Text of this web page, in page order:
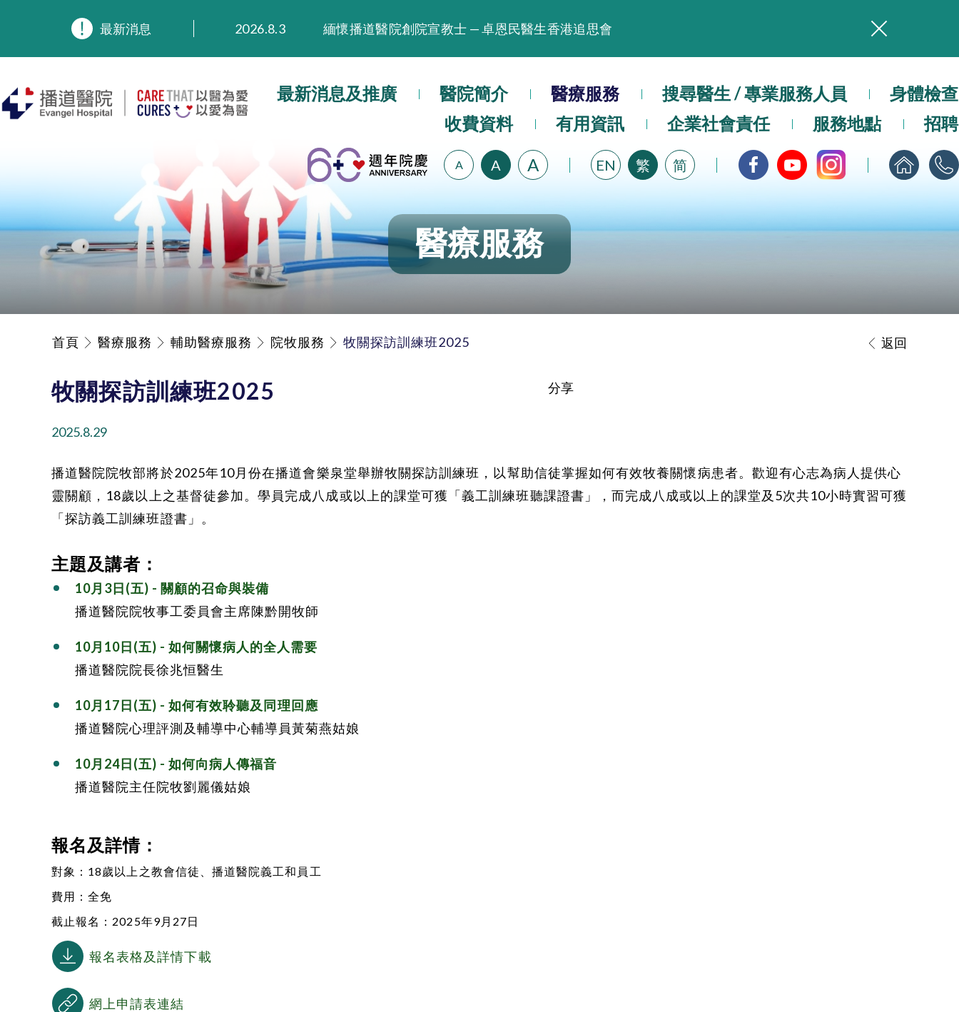
最新消息 2026.8.3
緬懷播道醫院創院宣教士 — 卓恩民醫生香港追思會
2025.9.23
本院在暴雨或颱風警告信號 (包括黑色暴雨及8號或以上熱帶氣旋警告信號) 下，仍會維持有限度服務。如有查詢，可致電2711 5222。
2025.8.4
播道醫院手機App已推出查閱病歷記錄及求診資料功能，請即下載
最新消息及推廣 醫院簡介 醫療服務 搜尋醫生 / 專業服務人員
身體檢查
收費資料
有用資訊 企業社會責任 服務地點 招聘
A A A EN 繁 简
醫療服務
首頁 醫療服務 輔助醫療服務 院牧服務 牧關探訪訓練班2025 返回
牧關探訪訓練班2025
2025.8.29
分享
播道醫院院牧部將於2025年10月份在播道會樂泉堂舉辦牧關探訪訓練班，以幫助信徒掌握如何有效牧養關懷病患者。歡迎有心志為病人提供心
靈關顧，18歲以上之基督徒參加。學員完成八成或以上的課堂可獲「義工訓練班聽課證書」，而完成八成或以上的課堂及5次共10小時實習可獲
「探訪義工訓練班證書」。
主題及講者：
10月3日(五) - 關顧的召命與裝備
播道醫院院牧事工委員會主席陳黔開牧師
10月10日(五) - 如何關懷病人的全人需要
播道醫院院長徐兆恒醫生
10月17日(五) - 如何有效聆聽及同理回應
播道醫院心理評測及輔導中心輔導員黃菊燕姑娘
10月24日(五) - 如何向病人傳福音
播道醫院主任院牧劉麗儀姑娘
報名及詳情：
對象：18歲以上之教會信徒、 播道醫院義工和員工
費用：全免
截止報名：2025年9月27日
報名表格及詳情下載
網上申請表連結